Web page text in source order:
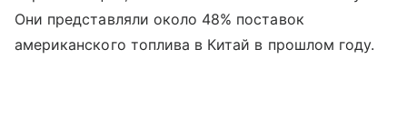
Они представляли около 48% поставок
американского топлива в Китай в прошлом году.